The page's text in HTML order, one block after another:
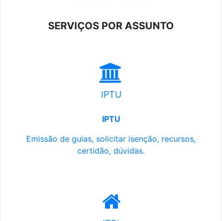
SERVIÇOS POR ASSUNTO
IPTU
IPTU
Emissão de guias, solicitar isenção, recursos,
certidão, dúvidas.